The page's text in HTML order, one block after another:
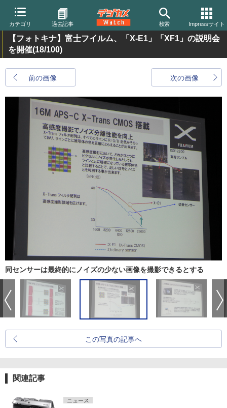
カテゴリ 過去記事 検索 Impressサイト
【フォトキナ】富士フイルム、「X-E1」「XF1」の説明会
を開催(18/100)
前の画像 次の画像
同センサーは最終的にノイズの少ない画像を撮影できるとする
この写真の記事へ
関連記事
ニュース